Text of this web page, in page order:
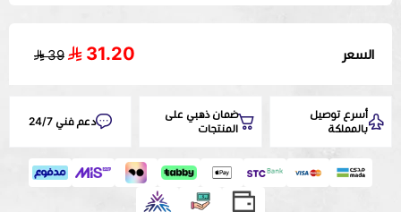
السعر 31.20
39
أسرع توصيل
بالمملكة
ضمان ذهبي على
المنتجات
دعم فني 24/7